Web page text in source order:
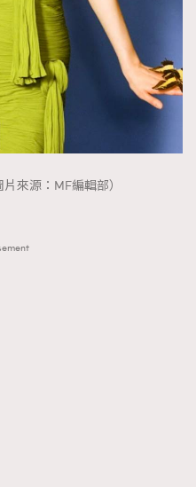
來源：MF編輯部）